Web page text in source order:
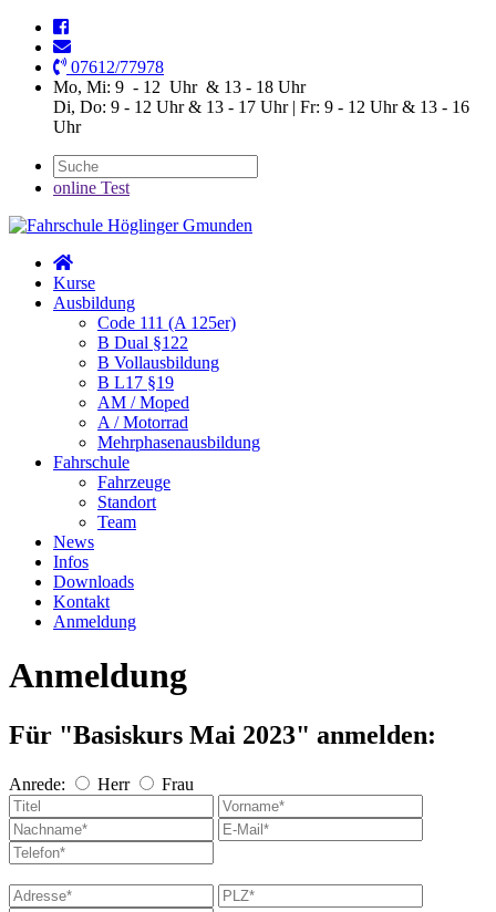
07612/77978
Mo, Mi: 9 - 12 Uhr & 13 - 18 Uhr
Di, Do: 9 - 12 Uhr & 13 - 17 Uhr | Fr: 9 - 12 Uhr & 13 - 16
Uhr
online Test
Kurse
Ausbildung
Code 111 (A 125er)
B Dual §122
B Vollausbildung
B L17 §19
AM / Moped
A / Motorrad
Mehrphasenausbildung
Fahrschule
Fahrzeuge
Standort
Team
News
Infos
Downloads
Kontakt
Anmeldung
Anmeldung
Für "Basiskurs Mai 2023" anmelden:
Anrede: Herr Frau